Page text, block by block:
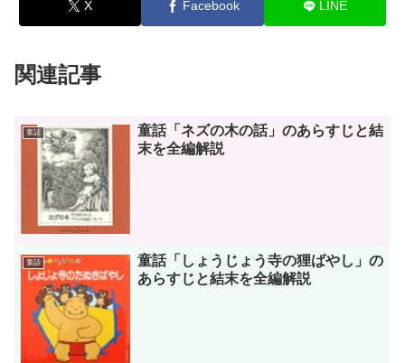
X Facebook LINE
関連記事
童話
童話「ネズの木の話」のあらすじと結
末を全編解説
童話
童話「しょうじょう寺の狸ばやし」の
あらすじと結末を全編解説